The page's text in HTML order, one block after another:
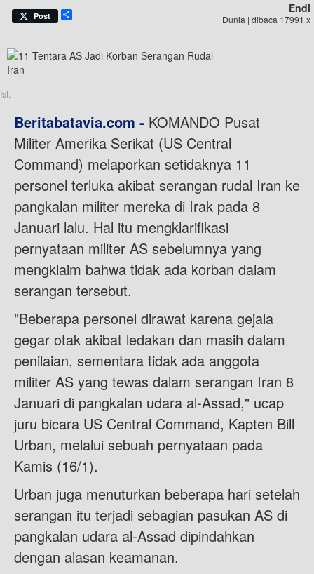
Post
Endi
Dunia | dibaca 17991 x
Ist.
Beritabatavia.com - KOMANDO Pusat
Militer Amerika Serikat (US Central
Command) melaporkan setidaknya 11
personel terluka akibat serangan rudal Iran ke
pangkalan militer mereka di Irak pada 8
Januari lalu. Hal itu mengklarifikasi
pernyataan militer AS sebelumnya yang
mengklaim bahwa tidak ada korban dalam
serangan tersebut.
"Beberapa personel dirawat karena gejala
gegar otak akibat ledakan dan masih dalam
penilaian, sementara tidak ada anggota
militer AS yang tewas dalam serangan Iran 8
Januari di pangkalan udara al-Assad," ucap
juru bicara US Central Command, Kapten Bill
Urban, melalui sebuah pernyataan pada
Kamis (16/1).
Urban juga menuturkan beberapa hari setelah
serangan itu terjadi sebagian pasukan AS di
pangkalan udara al-Assad dipindahkan
dengan alasan keamanan.